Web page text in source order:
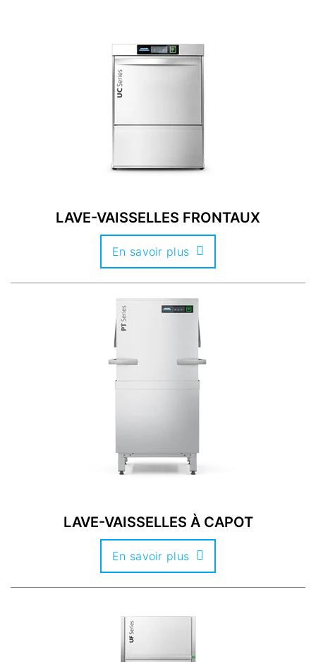
LAVE-VAISSELLES FRONTAUX
En savoir plus
LAVE-VAISSELLES À CAPOT
En savoir plus